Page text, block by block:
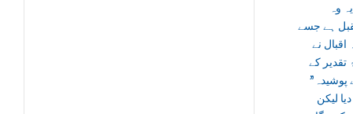
وہ
ہے جسے
اقبال نے
تقدیر کے
پوشیدہ”
لیکن